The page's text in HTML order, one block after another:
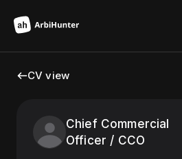
CV view
Chief Commercial
Officer / CCO